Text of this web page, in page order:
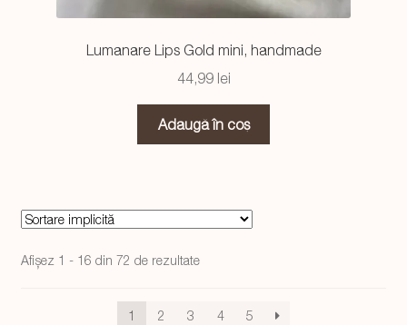
Lumanare Lips Gold mini, handmade
44,99 lei
Adaugă în coș
Afișez 1 - 16 din 72 de rezultate
1 2 3 4 5